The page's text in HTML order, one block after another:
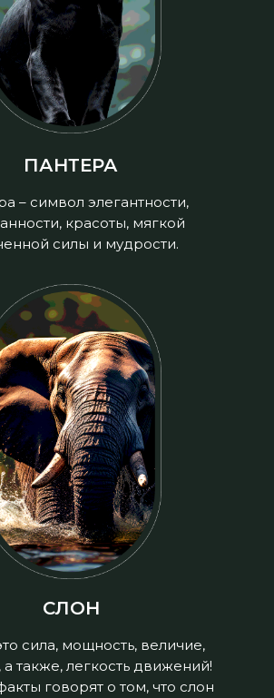
ПАНТЕРА
– символ элегантности,
красоты, мягкой
силы и мудрости.
СЛОН
сила, мощность, величие,
а также, легкость движений!
говорят о том, что слон